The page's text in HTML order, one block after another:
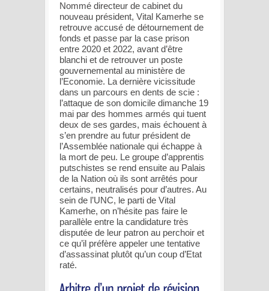
Nommé directeur de cabinet du
nouveau président, Vital Kamerhe se
retrouve accusé de détournement de
fonds et passe par la case prison
entre 2020 et 2022, avant d’être
blanchi et de retrouver un poste
gouvernemental au ministère de
l’Economie. La dernière vicissitude
dans un parcours en dents de scie :
l’attaque de son domicile dimanche 19
mai par des hommes armés qui tuent
deux de ses gardes, mais échouent à
s’en prendre au futur président de
l’Assemblée nationale qui échappe à
la mort de peu. Le groupe d’apprentis
putschistes se rend ensuite au Palais
de la Nation où ils sont arrêtés pour
certains, neutralisés pour d’autres. Au
sein de l’UNC, le parti de Vital
Kamerhe, on n’hésite pas faire le
parallèle entre la candidature très
disputée de leur patron au perchoir et
ce qu’il préfère appeler une tentative
d’assassinat plutôt qu’un coup d’Etat
raté.